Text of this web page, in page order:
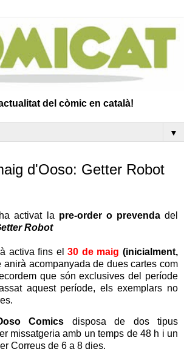
del còmic en català!
▼
d'Ooso: Getter Robot
activat la pre-order o prevendadel
Robot
activa fins el30 de maig (inicialment,
anirà acompanyada de dues cartes com
que són exclusives del període
aquest període, els exemplars no
Comics disposa de dos tipus
missatgeria amb un temps de 48 h i un
Correus de 6 a 8 dies.